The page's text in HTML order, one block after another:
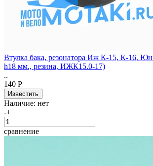
Втулка бака, резонатора Иж К-15, К-16,
h18 мм., резина, ИЖК15.0-17)
..
140 Р
Наличие: нет
-+
сравнение